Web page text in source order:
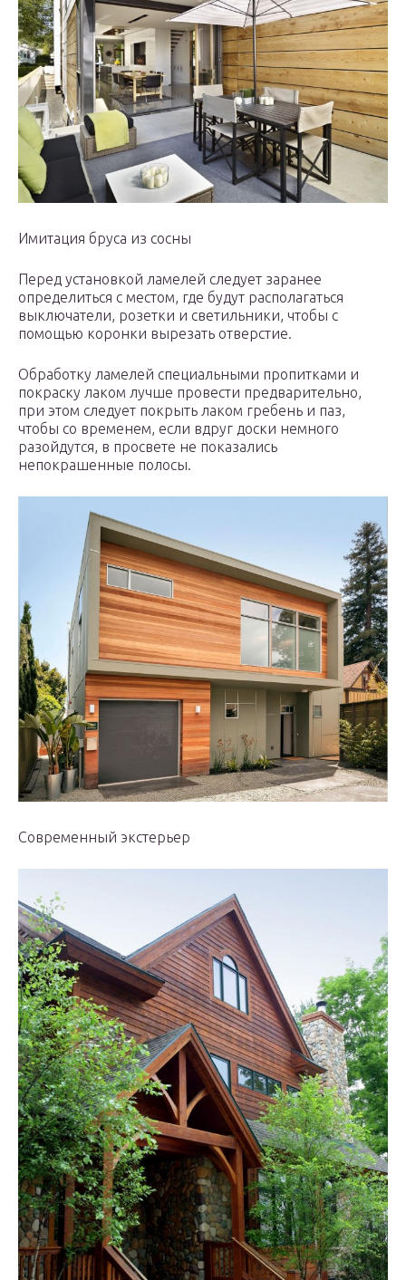
Имитация бруса из сосны
Перед установкой ламелей следует заранее
определиться с местом, где будут располагаться
выключатели, розетки и светильники, чтобы с
помощью коронки вырезать отверстие.
Обработку ламелей специальными пропитками и
покраску лаком лучше провести предварительно,
при этом следует покрыть лаком гребень и паз,
чтобы со временем, если вдруг доски немного
разойдутся, в просвете не показались
непокрашенные полосы.
Современный экстерьер